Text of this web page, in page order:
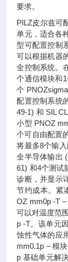
要求。
PILZ皮尔兹可
单元，适合各
型可配置控制
可以根据机器
全控制系统。
个通信模块和
个
配置控制系统
49-1) 和 SIL
小型 PNOZ
个可自由配置
将最多8个输
全半导体输出
61) 和4个测试
诊断，并显示
节约成本。紧
OZ mm0p -T
可以对温度范
p -T。该单元
蚀性气体的应
mm0.1p – 模
p 基础单元解